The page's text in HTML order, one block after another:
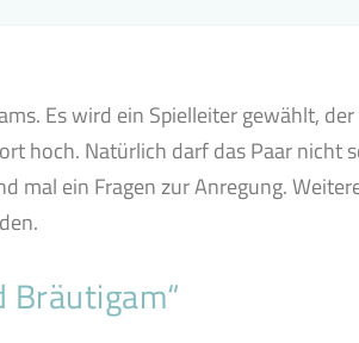
Es wird ein Spielleiter gewählt,
hoch. Natürlich darf das Paar nicht
ein Fragen zur Anregung.
Bräutigam“